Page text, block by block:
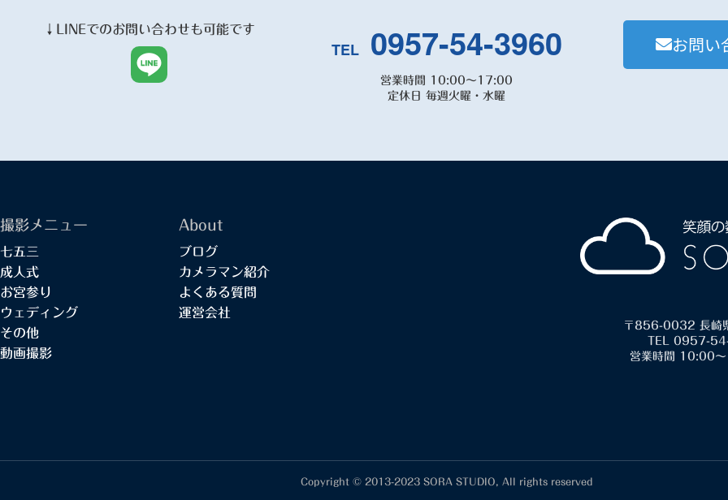
↓ LINEでのお問い合わせも可能です
TEL 0957-54-3960
営業時間 10:00～17:00
定休日 毎週火曜・水曜
お問い
撮影メニュー
七五三
成人式
お宮参り
ウェディング
その他
動画撮影
About
ブログ
カメラマン紹介
よくある質問
運営会社
〒856-0032 長崎
TEL 0957-
営業時間 10:00
Copyright © 2013-2023 SORA STUDIO, All rights reserved